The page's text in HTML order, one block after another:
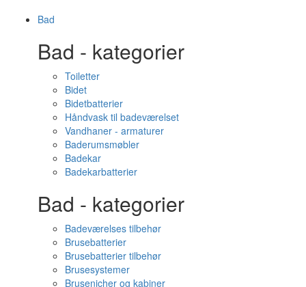
Bad
Bad - kategorier
Toiletter
Bidet
Bidetbatterier
Håndvask til badeværelset
Vandhaner - armaturer
Baderumsmøbler
Badekar
Badekarbatterier
Bad - kategorier
Badeværelses tilbehør
Brusebatterier
Brusebatterier tilbehør
Brusesystemer
Brusenicher og kabiner